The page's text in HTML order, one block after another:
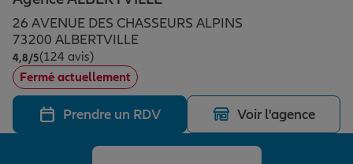
Assurance emprunteur
Prévoyance et dépendance
Assurance animal de compagnie
Protection de la famille
Protection juridique
Épargne & retraite
Plan épargne retraite
Assurance vie
Vos projets
Partir en vacances
Conseil assurance
26 AVENUE DES CHASSEURS ALPINS
73200 ALBERTVILLE
4,8/5Note de 4.8 sur 5
(124 avis)
Fermé actuellement
Prendre un RDV Voir l'agence